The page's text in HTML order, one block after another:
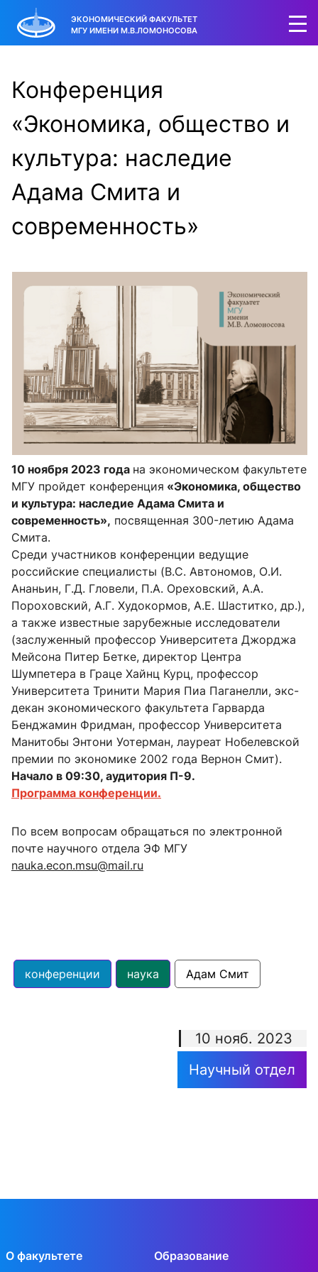
ЭКОНОМИЧЕСКИЙ ФАКУЛЬТЕТ
МГУ ИМЕНИ М.В.ЛОМОНОСОВА
Конференция
«Экономика, общество и
культура: наследие
Адама Смита и
современность»
10 ноября 2023 года на экономическом факультете
МГУ пройдет конференция «Экономика, общество
и культура: наследие Адама Смита и
современность», посвященная 300-летию Адама
Смита.
Среди участников конференции ведущие
российские специалисты (В.С. Автономов, О.И.
Ананьин, Г.Д. Гловели, П.А. Ореховский, А.А.
Пороховский, А.Г. Худокормов, А.Е. Шаститко, др.),
а также известные зарубежные исследователи
(заслуженный профессор Университета Джорджа
Мейсона Питер Бетке, директор Центра
Шумпетера в Граце Хайнц Курц, профессор
Университета Тринити Мария Пиа Паганелли, экс-
декан экономического факультета Гарварда
Бенджамин Фридман, профессор Университета
Манитобы Энтони Уотерман, лауреат Нобелевской
премии по экономике 2002 года Вернон Смит).
Начало в 09:30, аудитория П-9.
Программа конференции.
По всем вопросам обращаться по электронной
почте научного отдела ЭФ МГУ
nauka.econ.msu@mail.ru
конференции наука Адам Смит
10 нояб. 2023
Научный отдел
О факультете Образование